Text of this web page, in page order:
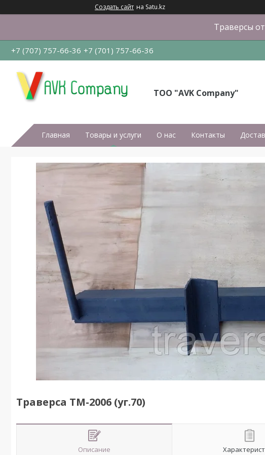
Создать сайт на Satu.kz
Траверсы
+7 (707) 757-66-36 +7 (701) 757-66-36
ТОО "AVK Company"
Главная Товары и услуги О нас Контакты
Траверса ТМ-2006 (уг.70)
Описание